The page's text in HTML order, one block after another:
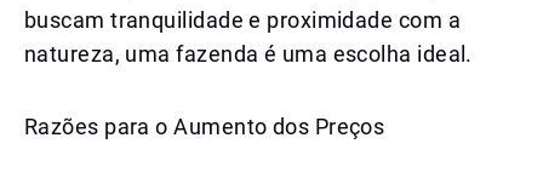
buscam tranquilidade e proximidade com a
natureza, uma fazenda é uma escolha ideal.
Razões para o Aumento dos Preços